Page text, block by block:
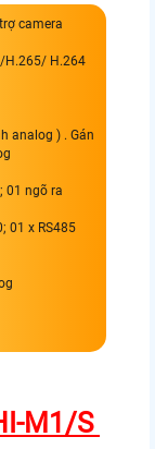
camera
H.265/ H.264
analog ) . Gán
01 ngõ ra
01 x RS485
M1/S